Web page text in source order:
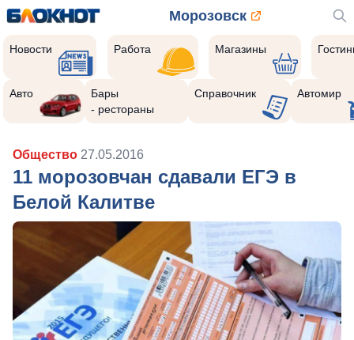
Морозовск
Новости Работа Магазины
Авто
Бары
- рестораны
Справочник Автомир
Общество 27.05.2016
11 морозовчан сдавали ЕГЭ в
Белой Калитве